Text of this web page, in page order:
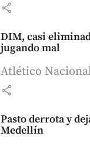
share
DIM, casi
jugando mal
Atlético
share
Pasto derrota y
Medellín